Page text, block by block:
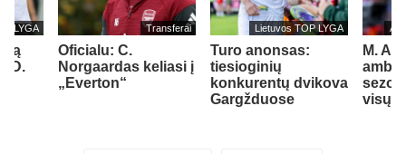
LYGA
D.
Transferai
Oficialu: C.
Norgaardas keliasi į
„Everton“
Lietuvos TOP LYGA
Turo anonsas:
tiesioginių
konkurentų dvikova
Gargžduose
M.
visų